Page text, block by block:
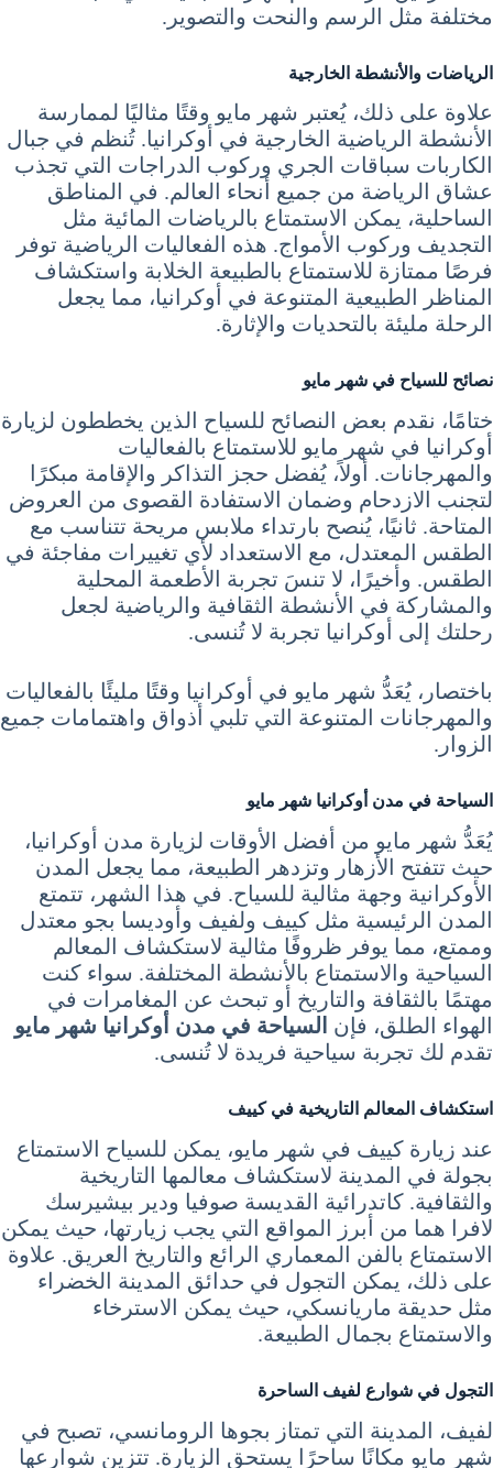
مختلفة مثل الرسم والنحت والتصوير.
الرياضات والأنشطة الخارجية
علاوة على ذلك، يُعتبر شهر مايو وقتًا مثاليًا لممارسة
الأنشطة الرياضية الخارجية في أوكرانيا. تُنظم في جبال
الكاربات سباقات الجري وركوب الدراجات التي تجذب
عشاق الرياضة من جميع أنحاء العالم. في المناطق
الساحلية، يمكن الاستمتاع بالرياضات المائية مثل
التجديف وركوب الأمواج. هذه الفعاليات الرياضية توفر
فرصًا ممتازة للاستمتاع بالطبيعة الخلابة واستكشاف
المناظر الطبيعية المتنوعة في أوكرانيا، مما يجعل
الرحلة مليئة بالتحديات والإثارة.
نصائح للسياح في شهر مايو
ختامًا، نقدم بعض النصائح للسياح الذين يخططون لزيارة
أوكرانيا في شهر مايو للاستمتاع بالفعاليات
والمهرجانات. أولاً، يُفضل حجز التذاكر والإقامة مبكرًا
لتجنب الازدحام وضمان الاستفادة القصوى من العروض
المتاحة. ثانيًا، يُنصح بارتداء ملابس مريحة تتناسب مع
الطقس المعتدل، مع الاستعداد لأي تغييرات مفاجئة في
الطقس. وأخيرًا، لا تنسَ تجربة الأطعمة المحلية
والمشاركة في الأنشطة الثقافية والرياضية لجعل
رحلتك إلى أوكرانيا تجربة لا تُنسى.
باختصار، يُعَدُّ شهر مايو في أوكرانيا وقتًا مليئًا بالفعاليات
والمهرجانات المتنوعة التي تلبي أذواق واهتمامات جميع
الزوار.
السياحة في مدن أوكرانيا شهر مايو
يُعَدُّ شهر مايو من أفضل الأوقات لزيارة مدن أوكرانيا،
حيث تتفتح الأزهار وتزدهر الطبيعة، مما يجعل المدن
الأوكرانية وجهة مثالية للسياح. في هذا الشهر، تتمتع
المدن الرئيسية مثل كييف ولفيف وأوديسا بجو معتدل
وممتع، مما يوفر ظروفًا مثالية لاستكشاف المعالم
السياحية والاستمتاع بالأنشطة المختلفة. سواء كنت
مهتمًا بالثقافة والتاريخ أو تبحث عن المغامرات في
الهواء الطلق، فإن السياحة في مدن أوكرانيا شهر مايو
تقدم لك تجربة سياحية فريدة لا تُنسى.
استكشاف المعالم التاريخية في كييف
عند زيارة كييف في شهر مايو، يمكن للسياح الاستمتاع
بجولة في المدينة لاستكشاف معالمها التاريخية
والثقافية. كاتدرائية القديسة صوفيا ودير بيشيرسك
لافرا هما من أبرز المواقع التي يجب زيارتها، حيث يمكن
الاستمتاع بالفن المعماري الرائع والتاريخ العريق. علاوة
على ذلك، يمكن التجول في حدائق المدينة الخضراء
مثل حديقة ماريانسكي، حيث يمكن الاسترخاء
والاستمتاع بجمال الطبيعة.
التجول في شوارع لفيف الساحرة
لفيف، المدينة التي تمتاز بجوها الرومانسي، تصبح في
شهر مايو مكانًا ساحرًا يستحق الزيارة. تتزين شوارعها